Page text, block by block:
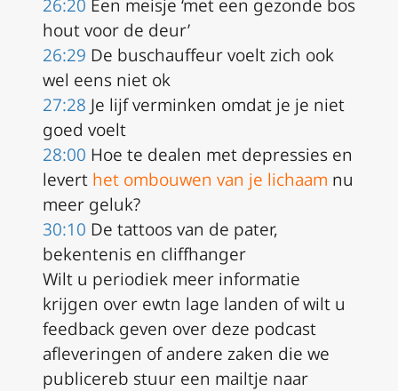
26:20 Een meisje ‘met een gezonde bos
hout voor de deur’
26:29 De buschauffeur voelt zich ook
wel eens niet ok
27:28 Je lijf verminken omdat je je niet
goed voelt
28:00 Hoe te dealen met depressies en
levert het ombouwen van je lichaam nu
meer geluk?
30:10 De tattoos van de pater,
bekentenis en cliffhanger
Wilt u periodiek meer informatie
krijgen over ewtn lage landen of wilt u
feedback geven over deze podcast
afleveringen of andere zaken die we
publicereb stuur een mailtje naar